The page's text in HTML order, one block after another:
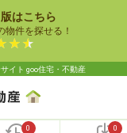
はこちら
物件を探せる！
イト goo住宅・不動産
0 0